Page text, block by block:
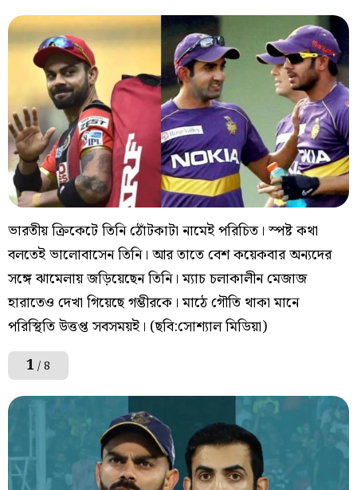
ভারতীয় ক্রিকেটে তিনি ঠোঁটকাটা নামেই পরিচিত। স্পষ্ট কথা
বলতেই ভালোবাসেন তিনি। আর তাতে বেশ কয়েকবার অন্যদের
সঙ্গে ঝামেলায় জড়িয়েছেন তিনি। ম্যাচ চলাকালীন মেজাজ
হারাতেও দেখা গিয়েছে গম্ভীরকে। মাঠে গৌতি থাকা মানে
পরিস্থিতি উত্তপ্ত সবসময়ই। (ছবি:সোশ্যাল মিডিয়া)
1/ 8